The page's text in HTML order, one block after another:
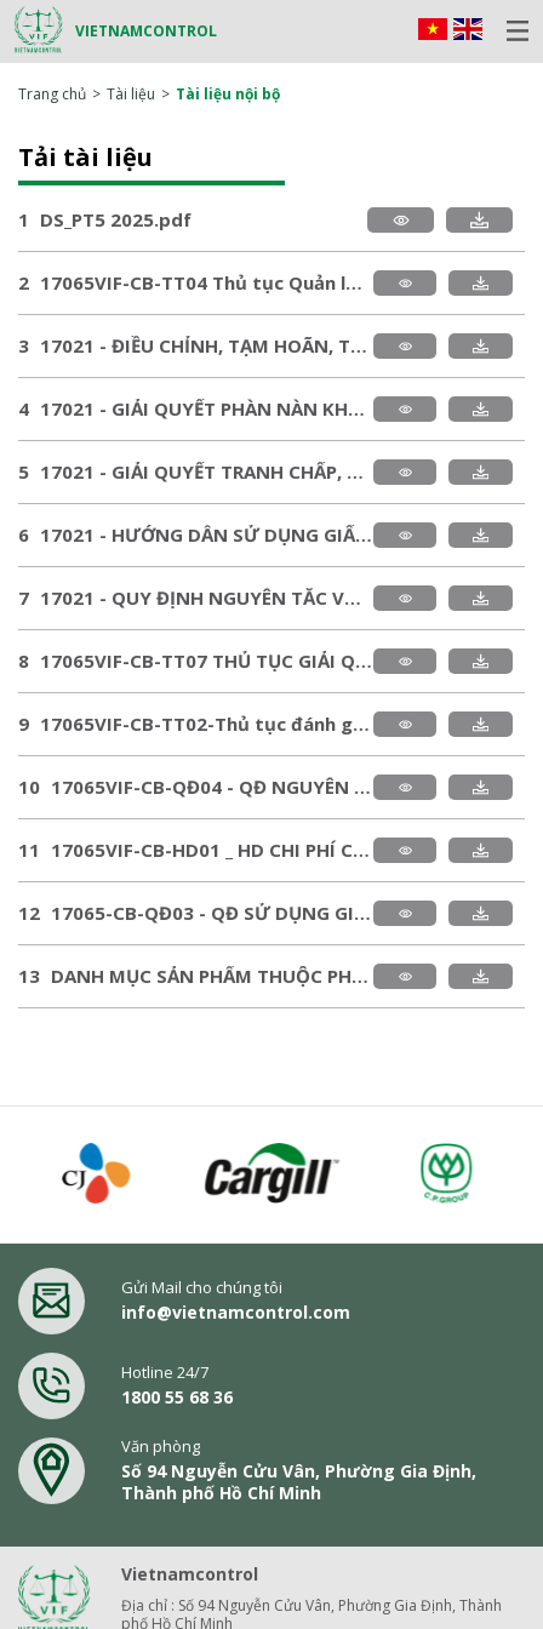
VIETNAMCONTROL
Trang chủ Tài liệu Tài liệu nội bộ
Tải tài liệu
1 DS_PT5 2025.pdf
2 17065VIF-CB-TT04 Thủ tục Quản lý năng lực nhân sự tham gia QTĐG_122024.pdf
3 17021 - ĐIỀU CHỈNH, TẠM HOÃN, THU HỒI CHỨNG NHẬN.pdf
4 17021 - GIẢI QUYẾT PHÀN NÀN KHÁCH HÀNG.pdf
5 17021 - GIẢI QUYẾT TRANH CHẤP, KHUYẾN NGHỊ.pdf
6 17021 - HƯỚNG DẪN SỬ DỤNG GIẤY VÀ DẤU CHỨNG NHẬN.pdf
7 17021 - QUY ĐỊNH NGUYÊN TẮC VÀ ĐIỀU KIỆN CHỨNG NHẬN HỆ THỐNG.pdf
8 17065VIF-CB-TT07 THỦ TỤC GIẢI QUYẾT PHẢN ÁNH KHIẾU NẠI & YÊU CẦU XEM XÉT LẠI.pdf
9 17065VIF-CB-TT02-Thủ tục đánh giá chứng nhận-đánh giá giám sát-đánh giá chứng nhận lại.pdf
10 17065VIF-CB-QĐ04 - QĐ NGUYÊN TẮC VÀ ĐIỀU KIỆN CHỨNG NHẬN.pdf
11 17065VIF-CB-HD01 _ HD CHI PHÍ CHỨNG NHẬN SẢN PHẨM.pdf
12 17065-CB-QĐ03 - QĐ SỬ DỤNG GIẤY CHỨNG NHẬN VÀ DẤU PHÙ HỢP.pdf
13 DANH MỤC SẢN PHẨM THUỘC PHẠM VI CHỨNG NHẬN HC-HQ VIETNAMCONTROL _ 2021.pdf
Gửi Mail cho chúng tôi
info@vietnamcontrol.com
Hotline 24/7
1800 55 68 36
Văn phòng
Số 94 Nguyễn Cửu Vân, Phường Gia Định,
Thành phố Hồ Chí Minh
Vietnamcontrol
Địa chỉ : Số 94 Nguyễn Cửu Vân, Phường Gia Định, Thành
phố Hồ Chí Minh